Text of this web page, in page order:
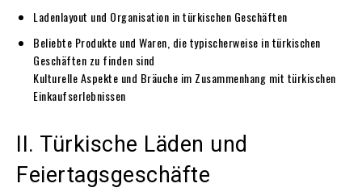
Ladenlayout und Organisation in türkischen Geschäften
Beliebte Produkte und Waren, die typischerweise in türkischen
Geschäften zu finden sind
Kulturelle Aspekte und Bräuche im Zusammenhang mit türkischen
Einkaufserlebnissen
II. Türkische Läden und
Feiertagsgeschäfte